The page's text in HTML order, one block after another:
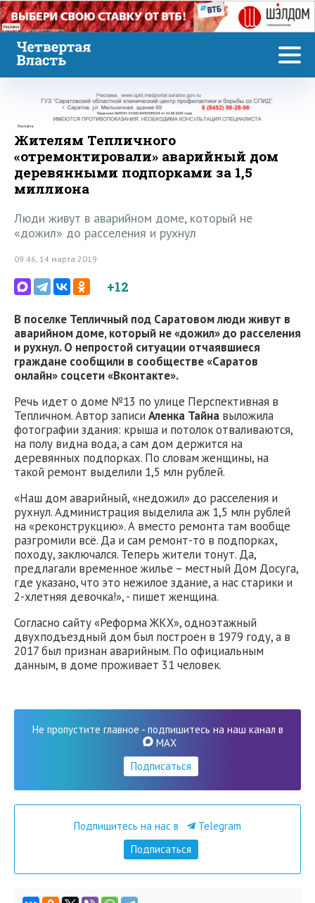
Реклама
Реклама
Жителям Тепличного
«отремонтировали» аварийный дом
деревянными подпорками за 1,5
миллиона
Люди живут в аварийном доме, который не
«дожил» до расселения и рухнул
09:46, 14 марта 2019
+12
В поселке Тепличный под Саратовом люди живут в
аварийном доме, который не «дожил» до расселения
и рухнул. О непростой ситуации отчаявшиеся
граждане сообщили в сообществе «Саратов
онлайн» соцсети «Вконтакте».
Речь идет о доме №13 по улице Перспективная в
Тепличном. Автор записи Аленка Тайна выложила
фотографии здания: крыша и потолок отваливаются,
на полу видна вода, а сам дом держится на
деревянных подпорках. По словам женщины, на
такой ремонт выделили 1,5 млн рублей.
«Наш дом аварийный, «недожил» до расселения и
рухнул. Администрация выделила аж 1,5 млн рублей
на «реконструкцию». А вместо ремонта там вообще
разгромили всё. Да и сам ремонт-то в подпорках,
походу, заключался. Теперь жители тонут. Да,
предлагали временное жилье – местный Дом Досуга,
где указано, что это нежилое здание, а нас старики и
2-хлетняя девочка!», - пишет женщина.
Согласно сайту «Реформа ЖКХ», одноэтажный
двухподъездный дом был построен в 1979 году, а в
2017 был признан аварийным. По официальным
данным, в доме проживает 31 человек.
Не пропустите главное - подпишитесь на наш канал в
MAX
Подписаться
Подпишитесь на нас в
Telegram
Подписаться